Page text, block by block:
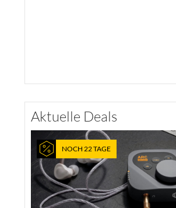
Aktuelle Deals
NOCH 22 TAGE